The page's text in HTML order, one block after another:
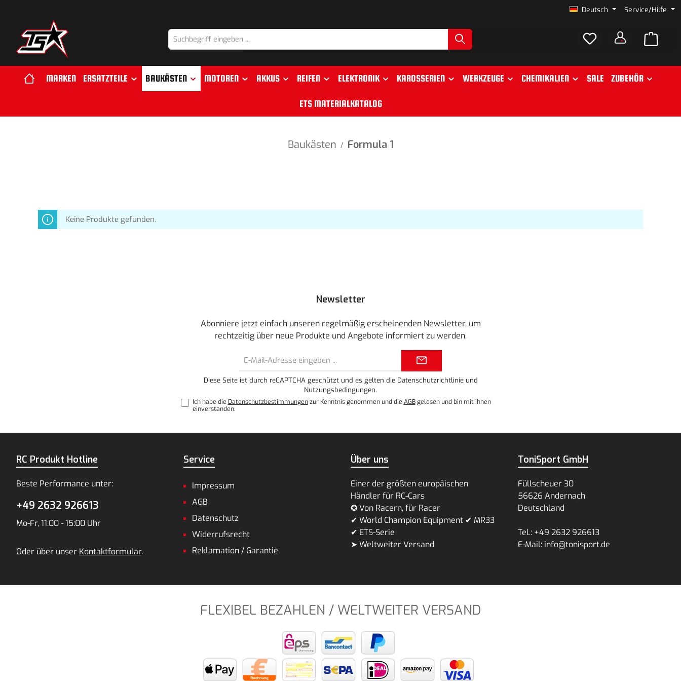
Deutsch Service/Hilfe
MARKEN ERSATZTEILE BAUKÄSTEN MOTOREN AKKUS REIFEN ELEKTRONIK KAROSSERIEN WERKZEUGE CHEMIKALIEN SALE ZUBEHÖR
ETS MATERIALKATALOG
Baukästen / Formula 1
Keine Produkte gefunden.
Newsletter
Abonniere jetzt einfach unseren regelmäßig erscheinenden Newsletter, um
rechtzeitig über neue Produkte und Angebote informiert zu werden.
Mail-
Diese Seite ist durch reCAPTCHA geschützt und es gelten die Datenschutzrichtlinieund
Nutzungsbedingungen.
Ich habe die Datenschutzbestimmungenzur Kenntnis genommen und die AGBgelesen und bin mit ihnen
einverstanden.
RC Produkt Hotline
Beste Performance unter:
+49 2632 926613
Mo-Fr, 11:00 - 15:00 Uhr
Oder über unser Kontaktformular.
Service
Impressum
AGB
Datenschutz
Widerrufsrecht
Reklamation / Garantie
Über uns
Einer der größten europäischen
Händler für RC-Cars
✪ Von Racern, für Racer
✔ World Champion Equipment ✔ MR33
✔ ETS-Serie
➤ Weltweiter Versand
ToniSport GmbH
Füllscheuer 30
56626 Andernach
Deutschland
Tel.: +49 2632 926613
E-Mail: info@tonisport.de
FLEXIBEL BEZAHLEN / WELTWEITER VERSAND